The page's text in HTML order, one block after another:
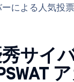
による人気投
サイ